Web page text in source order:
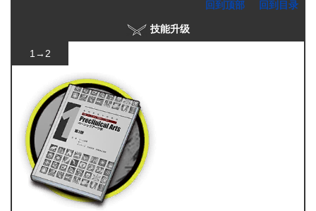
回到顶部 回到目录
技能升级
1→2